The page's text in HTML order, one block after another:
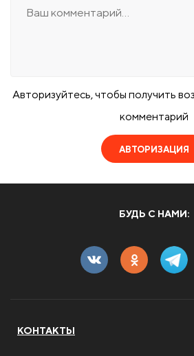
Авторизуйтесь, чтобы получить
комментарий
АВТОРИЗАЦИЯ
БУДЬ С НАМИ:
КОНТАКТЫ